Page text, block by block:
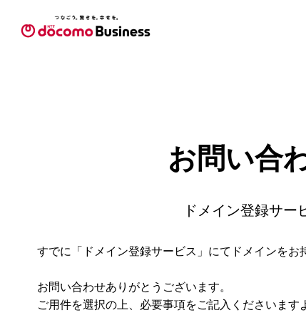
お問い合
ドメイン登録サー
すでに「ドメイン登録サービス」にてドメインをお
お問い合わせありがとうございます。
ご用件を選択の上、必要事項をご記入くださいます